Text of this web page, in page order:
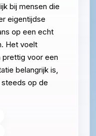
bij mensen die
eigentijdse
op een echt
Het voelt
prettig voor een
belangrijk is,
op de